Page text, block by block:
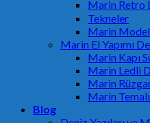
Marin Retro
Tekneler
Marin
Marin El Yapımı
Marin Kapı
Marin Ledli
Marin
Marin
Blog